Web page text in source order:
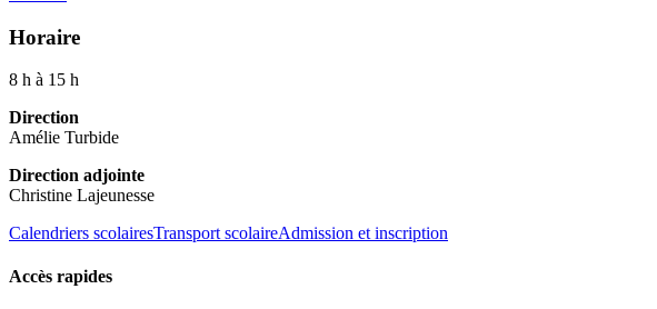
Horaire
8 h à 15 h
Direction
Amélie Turbide
Direction adjointe
Christine Lajeunesse
Calendriers scolairesTransport scolaireAdmission et inscription
Accès rapides